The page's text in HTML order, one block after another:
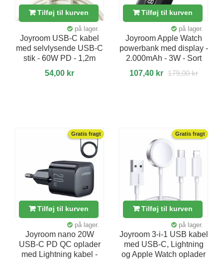
Tilføj til kurven
på lager.
Joyroom USB-C kabel
med selvlysende USB-C
stik - 60W PD - 1,2m
54,00 kr
Tilføj til kurven
på lager.
Joyroom Apple Watch
powerbank med display -
2.000mAh - 3W - Sort
107,40 kr 179,00 kr
Gratis fragt
Tilføj til kurven
på lager.
Joyroom nano 20W
USB-C PD QC oplader
med Lightning kabel -
Gratis fragt
Tilføj til kurven
på lager.
Joyroom 3-i-1 USB kabel
med USB-C, Lightning
og Apple Watch oplader